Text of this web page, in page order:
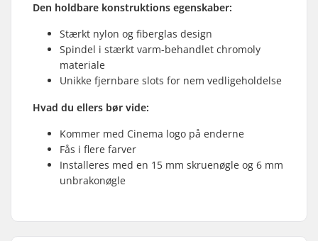
Den holdbare konstruktions egenskaber:
Stærkt nylon og fiberglas design
Spindel i stærkt varm-behandlet chromoly
materiale
Unikke fjernbare slots for nem vedligeholdelse
Hvad du ellers bør vide:
Kommer med Cinema logo på enderne
Fås i flere farver
Installeres med en 15 mm skruenøgle og 6 mm
unbrakonøgle